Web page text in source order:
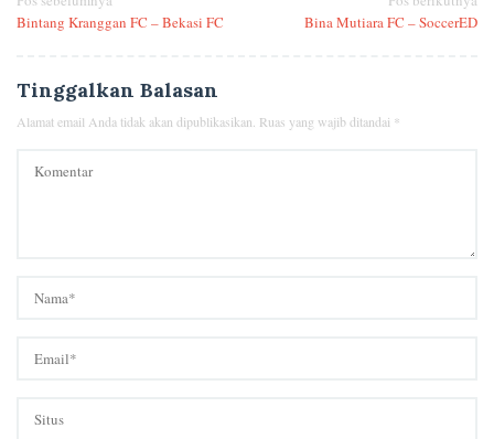
pos
Bintang Kranggan FC – Bekasi FC
Bina Mutiara FC – SoccerED
Tinggalkan Balasan
Alamat email Anda tidak akan dipublikasikan. Ruas yang wajib ditandai *